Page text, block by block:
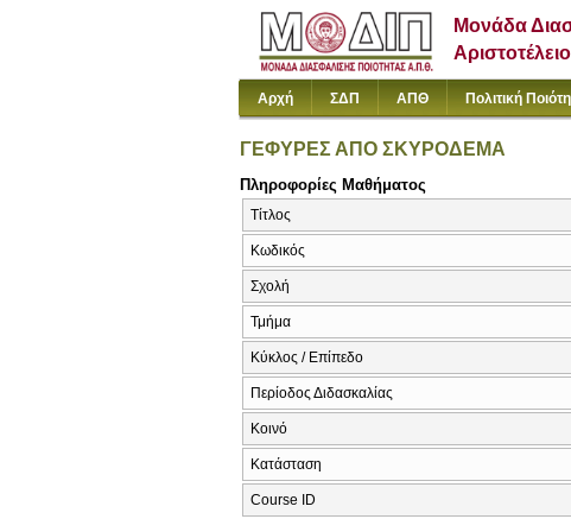
Μονάδα
Αρχή ΣΔΠ ΑΠΘ Πολιτική
ΓΕΦΥΡΕΣ ΑΠΟ ΣΚΥΡΟΔΕΜΑ
Πληροφορίες Μαθήματος
Τίτλος
Κωδικός
Σχολή
Τμήμα
Κύκλος / Επίπεδο
Περίοδος Διδασκαλίας
Κοινό
Κατάσταση
Course ID